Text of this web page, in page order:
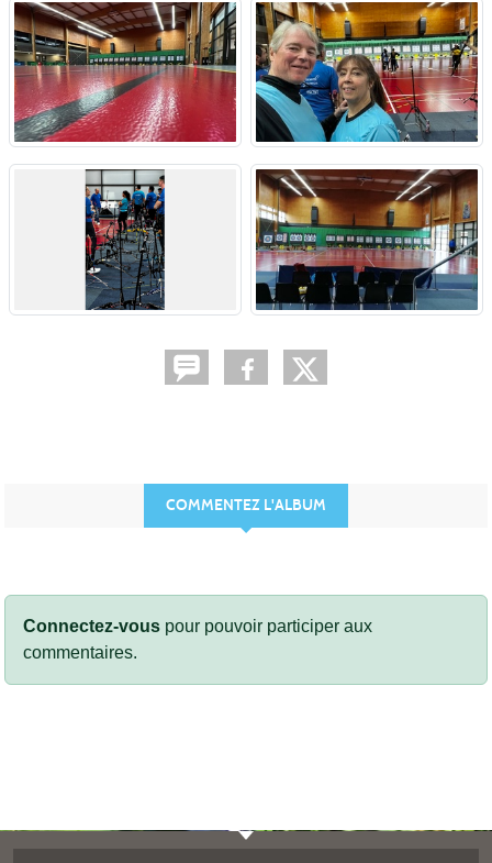
COMMENTEZ L'ALBUM
Connectez-vous pour pouvoir participer aux
commentaires.